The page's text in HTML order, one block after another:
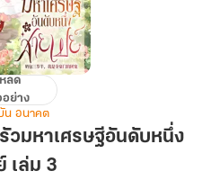
หลด
ย่าง
น อนาคต
มหาเศรษฐีอันดับหนึ่ง
เล่ม 3